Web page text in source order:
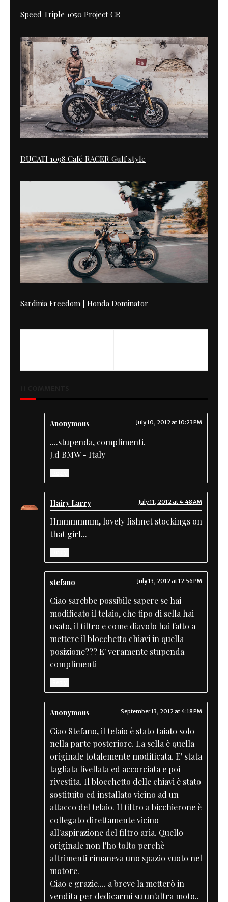
Speed Triple 1050 Project CR
DUCATI 1098 Café RACER Gulf style
Sardinia Freedom | Honda Dominator
Anonymous July 10, 2012 at 10:23 PM
....stupenda, complimenti.
J.d BMW - Italy
Hairy Larry July 11, 2012 at 4:48 AM
Hmmmmmm, lovely fishnet stockings on
that girl...
stefano July 13, 2012 at 12:56 PM
Ciao sarebbe possibile sapere se hai
modificato il telaio, che tipo di sella hai
usato, il filtro e come diavolo hai fatto a
mettere il blocchetto chiavi in quella
posizione??? E' veramente stupenda
complimenti
Anonymous September 13, 2012 at 4:18 PM
Ciao Stefano, il telaio è stato taiato solo
nella parte posteriore. La sella è quella
originale totalemente modificata. E' stata
tagliata livellata ed accorciata e poi
rivestita. Il blocchetto delle chiavi è stato
sostituito ed installato vicino ad un
attacco del telaio. Il filtro a bicchierone è
collegato direttamente vicino
all'aspirazione del filtro aria. Quello
originale non l'ho tolto perchè
altrimenti rimaneva uno spazio vuoto nel
motore.
Ciao e grazie.... a breve la metterò in
vendita per dedicarmi su un'altra moto..